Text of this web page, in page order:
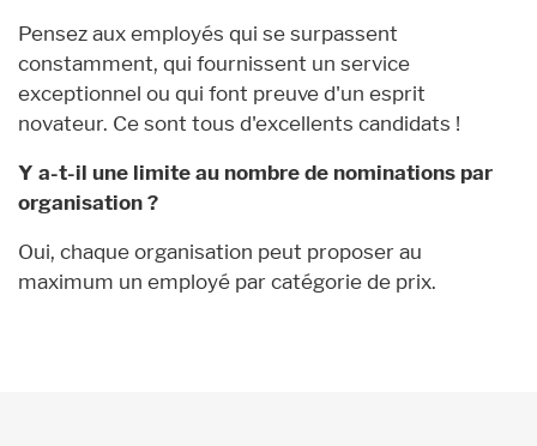
Pensez aux employés qui se surpassent
constamment, qui fournissent un service
exceptionnel ou qui font preuve d'un esprit
novateur. Ce sont tous d'excellents candidats !
Y a-t-il une limite au nombre de nominations par
organisation ?
Oui, chaque organisation peut proposer au
maximum un employé par catégorie de prix.